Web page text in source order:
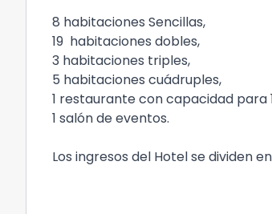
8 habitaciones Sencillas,
19 habitaciones dobles,
3 habitaciones triples,
5 habitaciones cuádruples,
1 restaurante con capacidad para
1 salón de eventos.
Los ingresos del Hotel se dividen